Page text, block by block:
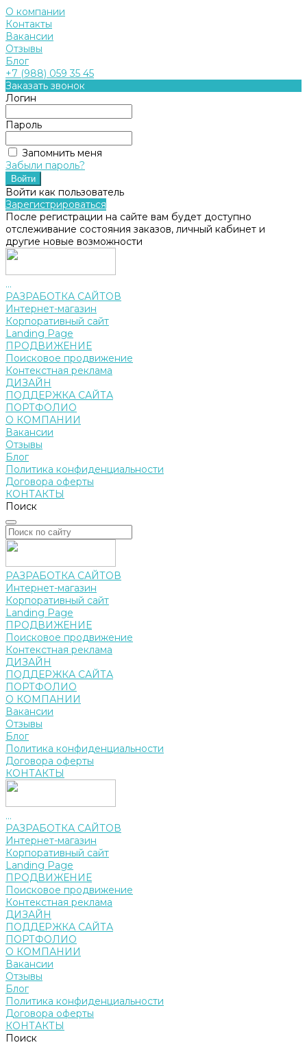
О компании
Контакты
Вакансии
Отзывы
Блог
+7 (988) 059 35 45
Заказать звонок
Логин
Пароль
Запомнить меня
Забыли пароль?
Войти как пользователь
Зарегистрироваться
После регистрации на сайте вам будет доступно
отслеживание состояния заказов, личный кабинет и
другие новые возможности
...
РАЗРАБОТКА САЙТОВ
Интернет-магазин
Корпоративный сайт
Landing Page
ПРОДВИЖЕНИЕ
Поисковое продвижение
Контекстная реклама
ДИЗАЙН
ПОДДЕРЖКА САЙТА
ПОРТФОЛИО
О КОМПАНИИ
Вакансии
Отзывы
Блог
Политика конфиденциальности
Договора оферты
КОНТАКТЫ
Поиск
РАЗРАБОТКА САЙТОВ
Интернет-магазин
Корпоративный сайт
Landing Page
ПРОДВИЖЕНИЕ
Поисковое продвижение
Контекстная реклама
ДИЗАЙН
ПОДДЕРЖКА САЙТА
ПОРТФОЛИО
О КОМПАНИИ
Вакансии
Отзывы
Блог
Политика конфиденциальности
Договора оферты
КОНТАКТЫ
...
РАЗРАБОТКА САЙТОВ
Интернет-магазин
Корпоративный сайт
Landing Page
ПРОДВИЖЕНИЕ
Поисковое продвижение
Контекстная реклама
ДИЗАЙН
ПОДДЕРЖКА САЙТА
ПОРТФОЛИО
О КОМПАНИИ
Вакансии
Отзывы
Блог
Политика конфиденциальности
Договора оферты
КОНТАКТЫ
Поиск